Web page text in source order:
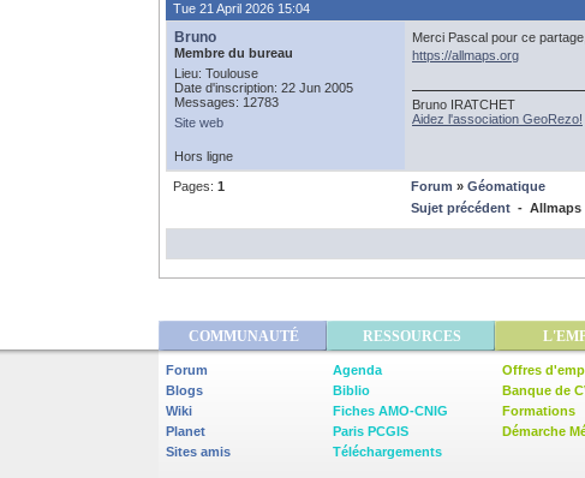
Tue 21 April 2026 15:04
Bruno
Membre du bureau
Lieu: Toulouse
Date d'inscription: 22 Jun 2005
Messages: 12783
Site web
Merci Pascal pour ce
https://allmaps.org
Bruno IRATCHET
Aidez l'association GeoRezo!
Hors ligne
Pages: 1 Forum » Géomatique
Sujet précédent - Allmaps
COMMUNAUTÉ RESSOURCES
Forum
Blogs
Wiki
Planet
Sites amis
Agenda
Biblio
Fiches AMO-CNIG
Paris PCGIS
Téléchargements
Offres
Banque de
Formations
Démarche